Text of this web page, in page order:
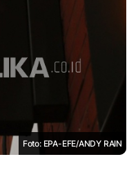
Foto: EPA-EFE/ANDY RAIN